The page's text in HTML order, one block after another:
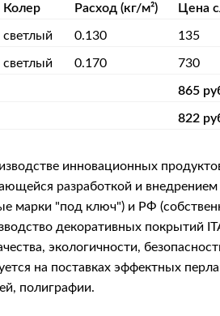
Колер Расход (кг/м²) Цена
светлый 0.130 135
светлый 0.170 730
865
822
инновационных
разработкой и
марки "под ключ") и РФ
декоративных покрытий
экологичности,
на поставках эффектных
полиграфии.